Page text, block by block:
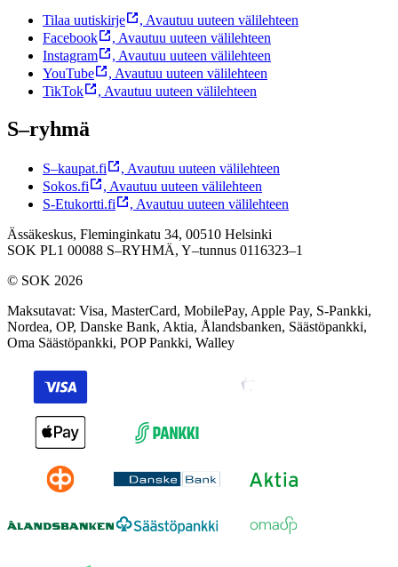
Tilaa uutiskirje , Avautuu uuteen välilehteen
Facebook
, Avautuu uuteen välilehteen
Instagram
, Avautuu uuteen välilehteen
YouTube
, Avautuu uuteen välilehteen
TikTok
, Avautuu uuteen välilehteen
S–ryhmä
S–kaupat.fi , Avautuu uuteen välilehteen
Sokos.fi
, Avautuu uuteen välilehteen
S-Etukortti.fi
, Avautuu uuteen välilehteen
Ässäkeskus, Fleminginkatu 34, 00510 Helsinki
SOK PL1 00088 S–RYHMÄ, Y–tunnus 0116323–1
© SOK 2026
Maksutavat: Visa, MasterCard, MobilePay, Apple Pay, S-Pankki,
Nordea, OP, Danske Bank, Aktia, Ålandsbanken, Säästöpankki,
Oma Säästöpankki, POP Pankki, Walley